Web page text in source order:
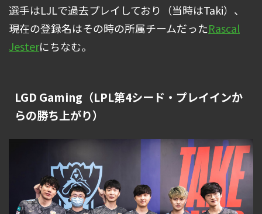
選手はLJLで過去プレイしており（当時はTaki）、
現在の登録名はその時の所属チームだったRascal
Jesterにちなむ。
LGD Gaming（LPL第4シード・プレイインか
らの勝ち上がり）